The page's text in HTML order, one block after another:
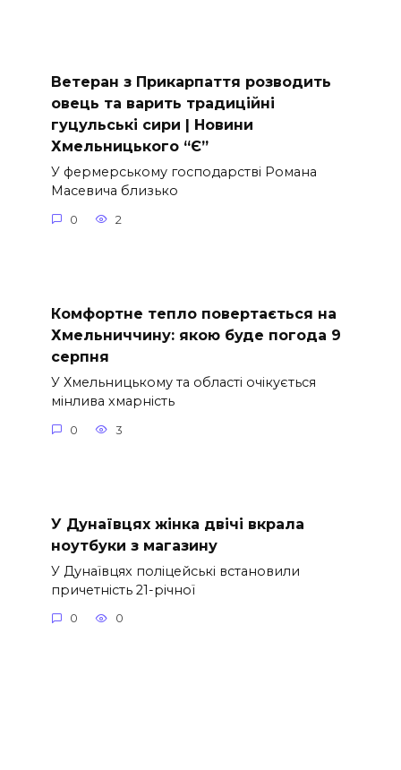
Ветеран з Прикарпаття розводить
овець та варить традиційні
гуцульські сири | Новини
Хмельницького “Є”
У фермерському господарстві Романа
Масевича близько
0 2
Комфортне тепло повертається на
Хмельниччину: якою буде погода 9
серпня
У Хмельницькому та області очікується
мінлива хмарність
0 3
У Дунаївцях жінка двічі вкрала
ноутбуки з магазину
У Дунаївцях поліцейські встановили
причетність 21-річної
0 0